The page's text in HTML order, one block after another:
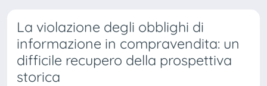
La violazione degli obblighi di
informazione in compravendita: un
difficile recupero della prospettiva
storica